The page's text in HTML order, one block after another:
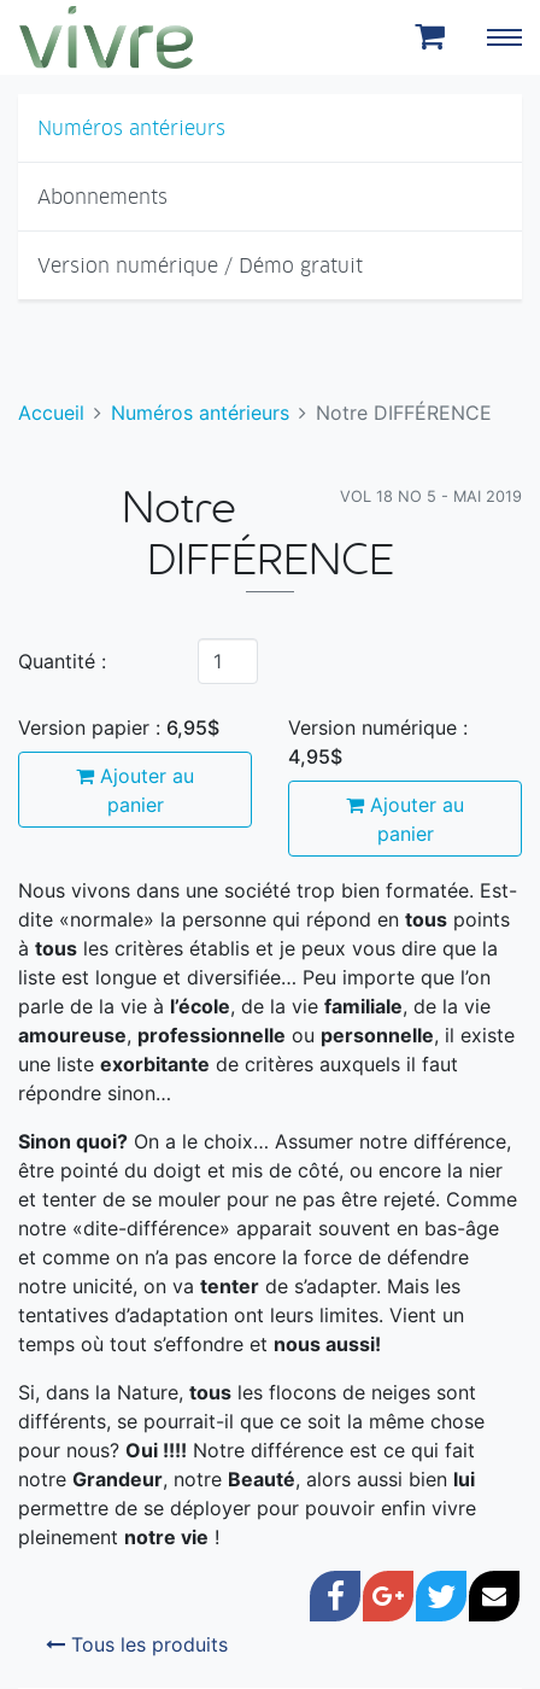
Aller au menu principal
Aller au contenu principal
Numéros antérieurs
Abonnements
Version numérique / Démo gratuit
Accueil Numéros antérieurs Notre DIFFÉRENCE
VOL 18 NO 5 - MAI 2019
Notre
DIFFÉRENCE
Quantité :
Version papier : 6,95$
Ajouter au
panier
Version numérique :
4,95$
Ajouter au
panier
Nous vivons dans une société trop bien formatée. Est-
dite «normale» la personne qui répond en tous points
à tous les critères établis et je peux vous dire que la
liste est longue et diversifiée… Peu importe que l’on
parle de la vie à l’école, de la vie familiale, de la vie
amoureuse, professionnelle ou personnelle, il existe
une liste exorbitante de critères auxquels il faut
répondre sinon…
Sinon quoi? On a le choix… Assumer notre différence,
être pointé du doigt et mis de côté, ou encore la nier
et tenter de se mouler pour ne pas être rejeté. Comme
notre «dite-différence» apparait souvent en bas-âge
et comme on n’a pas encore la force de défendre
notre unicité, on va tenter de s’adapter. Mais les
tentatives d’adaptation ont leurs limites. Vient un
temps où tout s’effondre et nous aussi!
Si, dans la Nature, tous les flocons de neiges sont
différents, se pourrait-il que ce soit la même chose
pour nous? Oui !!!! Notre différence est ce qui fait
notre Grandeur, notre Beauté, alors aussi bien lui
permettre de se déployer pour pouvoir enfin vivre
pleinement notre vie !
Facebook
Google+
Twitter
Tous les produits